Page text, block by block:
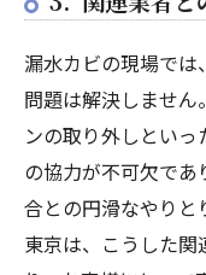
漏水カビの現場では
問題は解決しませ
ンの取り外しとい
の協力が不可欠で
合との円滑なやりと
東京は、こうした